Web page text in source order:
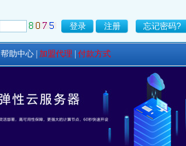
帮助中心 加盟代理 付款方式